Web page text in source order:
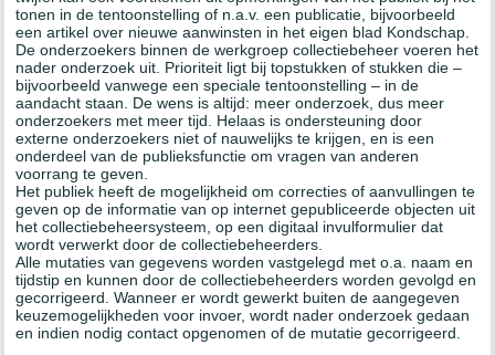
tonen in de tentoonstelling of n.a.v. een publicatie, bijvoorbeeld
een artikel over nieuwe aanwinsten in het eigen blad Kondschap.
De onderzoekers binnen de werkgroep collectiebeheer voeren het
nader onderzoek uit. Prioriteit ligt bij topstukken of stukken die –
bijvoorbeeld vanwege een speciale tentoonstelling – in de
aandacht staan. De wens is altijd: meer onderzoek, dus meer
onderzoekers met meer tijd. Helaas is ondersteuning door
externe onderzoekers niet of nauwelijks te krijgen, en is een
onderdeel van de publieksfunctie om vragen van anderen
voorrang te geven.
Het publiek heeft de mogelijkheid om correcties of aanvullingen te
geven op de informatie van op internet gepubliceerde objecten uit
het collectiebeheersysteem, op een digitaal invulformulier dat
wordt verwerkt door de collectiebeheerders.
Alle mutaties van gegevens worden vastgelegd met o.a. naam en
tijdstip en kunnen door de collectiebeheerders worden gevolgd en
gecorrigeerd. Wanneer er wordt gewerkt buiten de aangegeven
keuzemogelijkheden voor invoer, wordt nader onderzoek gedaan
en indien nodig contact opgenomen of de mutatie gecorrigeerd.